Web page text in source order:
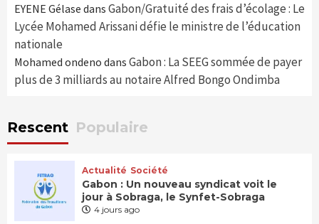
EYENE Gélase dans Gabon/Gratuité des frais d’écolage : Le
Lycée Mohamed Arissani défie le ministre de l’éducation
nationale
Mohamed ondeno dans Gabon : La SEEG sommée de payer
plus de 3 milliards au notaire Alfred Bongo Ondimba
Rescent Populaire
Actualité Société
Gabon : Un nouveau syndicat voit le
jour à Sobraga, le Synfet-Sobraga
4 jours ago